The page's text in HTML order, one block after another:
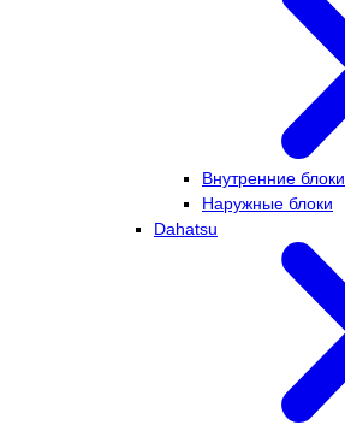
Внутренние блоки
Наружные блоки
Dahatsu